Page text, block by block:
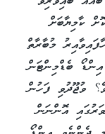
ކާމިޔާބަށް
މުބާރާތް
ބެޑްމިންޓަން
ވުޖޫދުވި ފަހުން
އޮންނަން